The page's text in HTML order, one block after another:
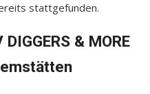
stattgefunden.
& MORE